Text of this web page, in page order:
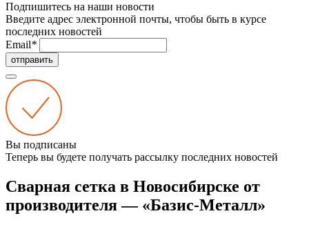
Подпишитесь на наши новости
Введите адрес электронной почты, чтобы быть в курсе
последних новостей
Email*
отправить
Вы подписаны
Теперь вы будете получать рассылку последних новостей
Сварная сетка в Новосибирске от
производителя — «Базис-Металл»